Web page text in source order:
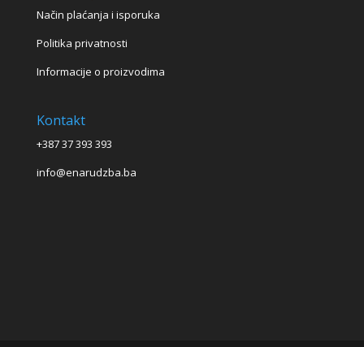
Način plaćanja i isporuka
Politika privatnosti
Informacije o proizvodima
Kontakt
+387 37 393 393
info@enarudzba.ba